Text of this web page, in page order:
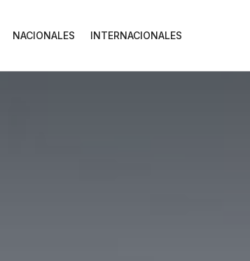
NACIONALES INTERNACIONALES